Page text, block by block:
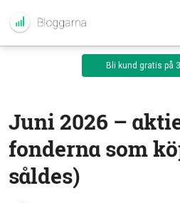
Bli kund gratis på
Juni 2026 –
fonderna som
såldes)